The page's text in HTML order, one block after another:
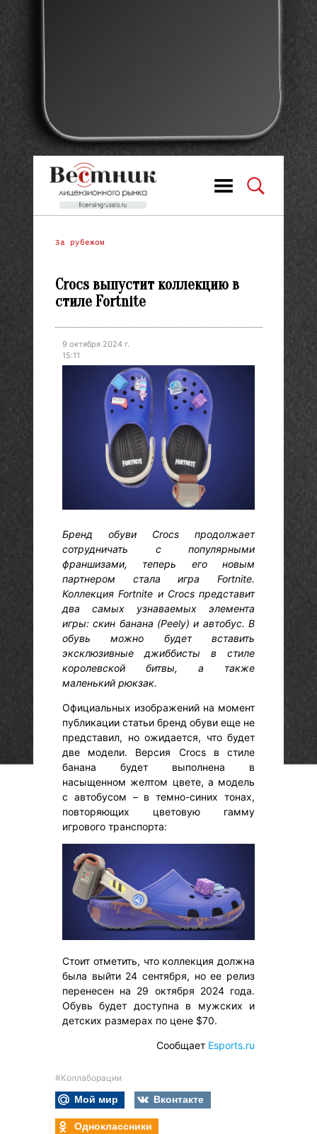
За рубежом
Crocs выпустит коллекцию в
стиле Fortnite
9 октября 2024 г.
15:11
Бренд обуви Crocs продолжает
сотрудничать с популярными
франшизами, теперь его новым
партнером стала игра Fortnite.
Коллекция Fortnite и Crocs представит
два самых узнаваемых элемента
игры: скин банана (Peely) и автобус. В
обувь можно будет вставить
эксклюзивные джиббисты в стиле
королевской битвы, а также
маленький рюкзак.
Официальных изображений на момент
публикации статьи бренд обуви еще не
представил, но ожидается, что будет
две модели. Версия Crocs в стиле
банана будет выполнена в
насыщенном желтом цвете, а модель
с автобусом – в темно-синих тонах,
повторяющих цветовую гамму
игрового транспорта:
Стоит отметить, что коллекция должна
была выйти 24 сентября, но ее релиз
перенесен на 29 октября 2024 года.
Обувь будет доступна в мужских и
детских размерах по цене $70.
Сообщает Esports.ru
#Коллаборации
Мой мир
Вконтакте
Одноклассники